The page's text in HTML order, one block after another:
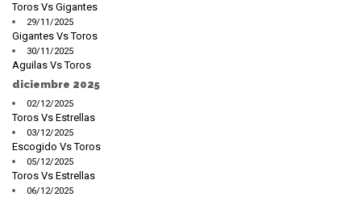
Toros Vs Gigantes
29/11/2025
Gigantes Vs Toros
30/11/2025
Aguilas Vs Toros
diciembre 2025
02/12/2025
Toros Vs Estrellas
03/12/2025
Escogido Vs Toros
05/12/2025
Toros Vs Estrellas
06/12/2025